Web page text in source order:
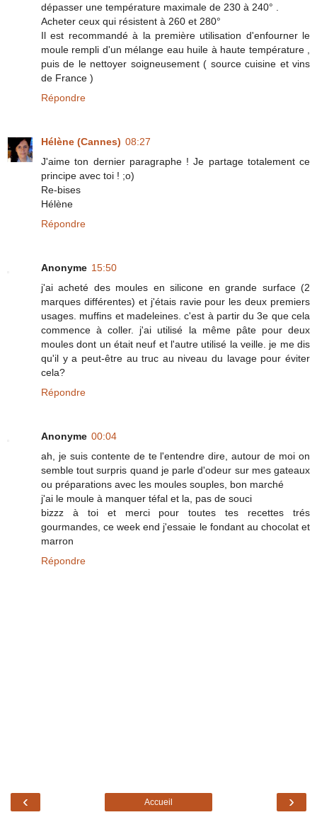
dépasser une température maximale de 230 à 240° .
Acheter ceux qui résistent à 260 et 280°
Il est recommandé à la première utilisation d'enfourner le
moule rempli d'un mélange eau huile à haute température ,
puis de le nettoyer soigneusement ( source cuisine et vins
de France )
Répondre
Hélène (Cannes) 08:27
J'aime ton dernier paragraphe ! Je partage totalement ce
principe avec toi ! ;o)
Re-bises
Hélène
Répondre
Anonyme 15:50
j'ai acheté des moules en silicone en grande surface (2
marques différentes) et j'étais ravie pour les deux premiers
usages. muffins et madeleines. c'est à partir du 3e que cela
commence à coller. j'ai utilisé la même pâte pour deux
moules dont un était neuf et l'autre utilisé la veille. je me dis
qu'il y a peut-être au truc au niveau du lavage pour éviter
cela?
Répondre
Anonyme 00:04
ah, je suis contente de te l'entendre dire, autour de moi on
semble tout surpris quand je parle d'odeur sur mes gateaux
ou préparations avec les moules souples, bon marché
j'ai le moule à manquer téfal et la, pas de souci
bizzz à toi et merci pour toutes tes recettes trés
gourmandes, ce week end j'essaie le fondant au chocolat et
marron
Répondre
‹ ›
Accueil